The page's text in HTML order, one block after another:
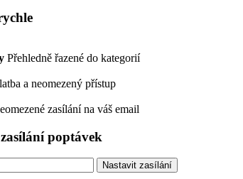
Přehledně řazené do kategorií
a neomezený přístup
zasílání na váš email
poptávek